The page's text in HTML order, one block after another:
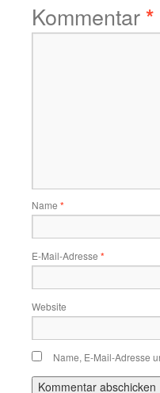
Kommentar*
Name *
E-Mail-Adresse *
Website
Name, E-Mail-Adresse